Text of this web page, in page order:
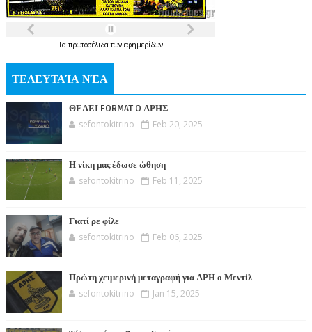
Τα πρωτοσέλιδατων εφημερίδων
ΤΕΛΕΥΤΑΊΑ ΝΈΑ
ΘΕΛΕΙ FORMAT O ΑΡΗΣ
sefontokitrino Feb 20, 2025
Η νίκη μας έδωσε ώθηση
sefontokitrino Feb 11, 2025
Γιατί ρε φίλε
sefontokitrino Feb 06, 2025
Πρώτη χειμερινή μεταγραφή για ΑΡΗ ο Μεντίλ
sefontokitrino Jan 15, 2025